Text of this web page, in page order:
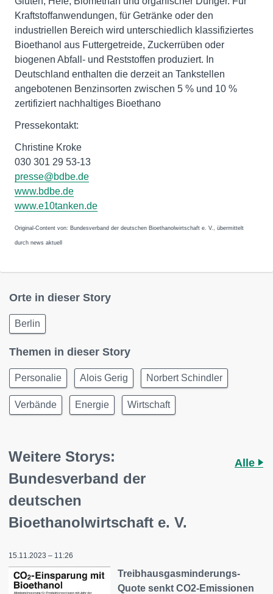
Kraftstoffanwendungen, für Getränke oder den
industriellen Bereich wird unterschiedlich klassifiziertes
Bioethanol aus Futtergetreide, Zuckerrüben oder
biogenen Abfall- und Reststoffen produziert. In
Deutschland enthalten die derzeit an Tankstellen
angebotenen Benzinsorten zwischen 5 % und 10 %
zertifiziert nachhaltiges Bioethano
Pressekontakt:
Christine Kroke
030 301 29 53-13
presse@bdbe.de
www.bdbe.de
www.e10tanken.de
Original-Content von: Bundesverband der deutschen Bioethanolwirtschaft e. V., übermittelt
durch news aktuell
Orte in dieser Story
Berlin
Themen in dieser Story
Personalie Alois Gerig Norbert Schindler
Verbände Energie Wirtschaft
Weitere Storys:
Bundesverband der
deutschen
Bioethanolwirtschaft e. V.
Alle
15.11.2023 – 11:26
Treibhausgasminderungs-
Quote senkt CO2-Emissionen